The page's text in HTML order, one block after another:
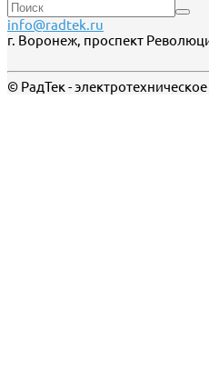
info@radtek.ru
г. Воронеж, проспект
© РадТек -